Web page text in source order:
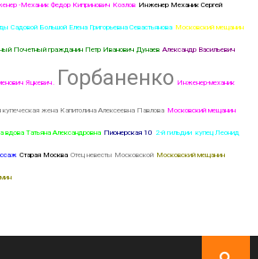
-Механик Федор Кипринович Козлов Инженер Механик Сергей
Садовой Большой Елена Григорьевна Севастьянова Московский мещанин
Почетный гражданин Петр Иванович Дунаев Александр Васильевич
Яцкевич. Горбаненко Инженер-механик
купеческая жена Капитолина Алексеевна Павлова Московский мещанин
вдова Татьяна Александровна Пионерская 10 2-й гильдии купец Леонид
Старая Москва Отец невесты Московской Московский мещанин